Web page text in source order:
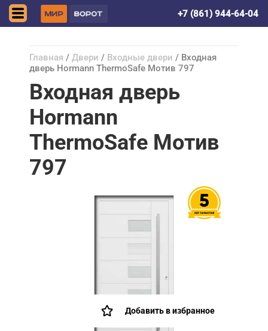
+7 (861) 944-64-04
Главная / Двери / Входные двери / Входная
дверь Hormann ThermoSafe Мотив 797
Входная дверь
Hormann
ThermoSafe Мотив
797
Добавить в избранное